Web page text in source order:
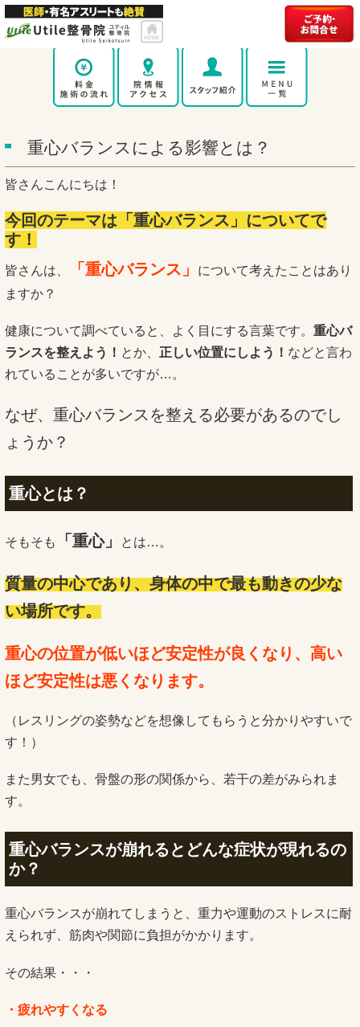
重心バランスによる影響とは？
皆さんこんにちは！
今回のテーマは「重心バランス」についてで
す！
皆さんは、 「重心バランス」
について考えたことはあり
ますか？
健康について調べていると、よく目にする言葉です。 重心バ
ランスを整えよう！ とか、 正しい位置にしよう！ などと言わ
れていることが多いですが…。
なぜ、重心バランスを整える必要があるのでし
ょうか？
重心とは？
そもそも 「重心」 とは…。
質量の中心であり、身体の中で最も動きの少な
い場所です。
重心の位置が低いほど安定性が良くなり、高い
ほど安定性は悪くなります。
（レスリングの姿勢などを想像してもらうと分かりやすいで
す！）
また男女でも、骨盤の形の関係から、若干の差がみられま
す。
重心バランスが崩れるとどんな症状が現れるの
か？
重心バランスが崩れてしまうと、重力や運動のストレスに耐
えられず、筋肉や関節に負担がかかります。
その結果・・・
・疲れやすくなる